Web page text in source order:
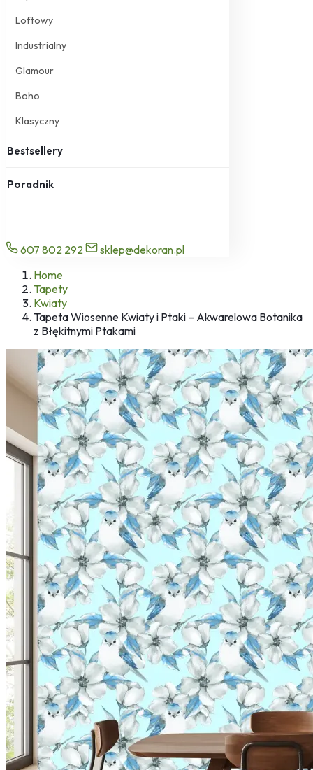
Loftowy
Industrialny
Glamour
Boho
Klasyczny
Bestsellery
Poradnik
607 802 292
sklep@dekoran.pl
Home
Tapety
Kwiaty
Tapeta Wiosenne Kwiaty i Ptaki – Akwarelowa Botanika
z Błękitnymi Ptakami